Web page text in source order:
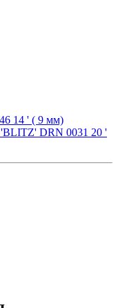
14 ' ( 9 мм)
'BLITZ' DRN 0031 20 '